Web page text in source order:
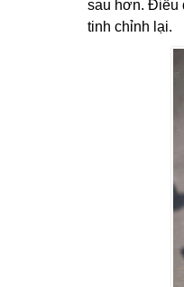
sau hơn. Điều
tinh chỉnh lại.